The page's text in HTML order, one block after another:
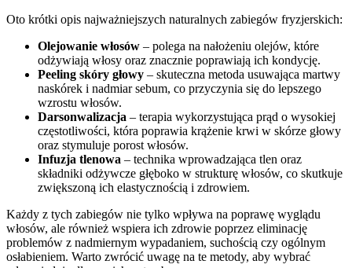
Oto krótki opis najważniejszych naturalnych zabiegów fryzjerskich:
Olejowanie włosów – polega na nałożeniu olejów, które
odżywiają włosy oraz znacznie poprawiają ich kondycję.
Peeling skóry głowy – skuteczna metoda usuwająca martwy
naskórek i nadmiar sebum, co przyczynia się do lepszego
wzrostu włosów.
Darsonwalizacja – terapia wykorzystująca prąd o wysokiej
częstotliwości, która poprawia krążenie krwi w skórze głowy
oraz stymuluje porost włosów.
Infuzja tlenowa – technika wprowadzająca tlen oraz
składniki odżywcze głęboko w strukturę włosów, co skutkuje
zwiększoną ich elastycznością i zdrowiem.
Każdy z tych zabiegów nie tylko wpływa na poprawę wyglądu
włosów, ale również wspiera ich zdrowie poprzez eliminację
problemów z nadmiernym wypadaniem, suchością czy ogólnym
osłabieniem. Warto zwrócić uwagę na te metody, aby wybrać